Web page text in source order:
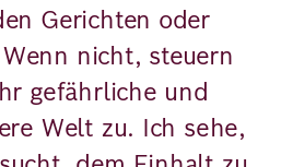
Gerichten oder
nicht, steuern
gefährliche und
Welt zu. Ich sehe,